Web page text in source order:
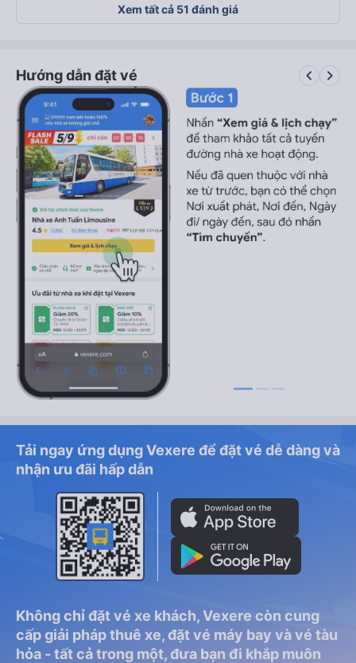
Xem tất cả 51 đánh giá
Hướng dẫn đặt vé keyboard_arrow_left keyboard_arrow_right
Tải ngay ứng dụng Vexere để đặt vé dễ dàng và
nhận ưu đãi hấp dẫn
Không chỉ đặt vé xe khách, Vexere còn cung
cấp giải pháp thuê xe, đặt vé máy bay và vé tàu
hỏa - tất cả trong một, đưa bạn đi khắp muôn